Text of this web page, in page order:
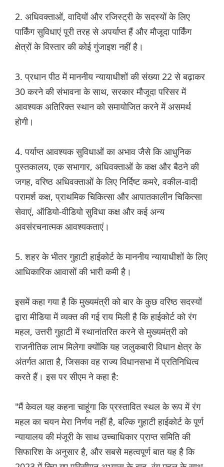
2. अधिवक्ताओं, वादियों और रजिस्ट्री के सदस्यों के लिए
पार्किंग सुविधाएं पूरी तरह से अपर्याप्त हैं और मौजूदा पार्किंग
क्षेत्रों के विस्तार की कोई गुंजाइश नहीं है।
3. प्रधान पीठ में माननीय न्यायाधीशों की संख्या 22 से बढ़ाकर
30 करने की संभावना के साथ, सरकार मौजूदा परिसर में
आवश्यक अतिरिक्त स्थान को समायोजित करने में असमर्थ
होगी।
4. पर्याप्त आवश्यक सुविधाओं का अभाव जैसे कि आधुनिक
पुस्तकालय, एक सभागार, अधिवक्ताओं के कक्ष और बैठने की
जगह, वरिष्ठ अधिवक्ताओं के लिए निर्दिष्ट कमरे, वकील-वादी
परामर्श कक्ष, प्राथमिक चिकित्सा और आपातकालीन चिकित्सा
सेवाएं, ऑडियो-वीडियो सुविधा कक्ष और कई अन्य
अवसंरचनात्मक आवश्यकताएं।
5. शहर के भीतर गुहाटी हाईकोर्ट के माननीय न्यायाधीशों के लिए
आधिकारिक आवासों की भारी कमी है।
इसमें कहा गया है कि मुख्यमंत्री को बार के कुछ वरिष्ठ सदस्यों
द्वारा मीडिया में व्यक्त की गई राय मिली है कि हाईकोर्ट को रंग
महल, उत्तरी गुहाटी में स्थानांतरित करने से मुख्यमंत्री को
राजनीतिक लाभ मिलेगा क्योंकि यह जलुकबारी विधान क्षेत्र के
अंतर्गत आता है, जिसका वह राज्य विधानसभा में प्रतिनिधित्व
करते हैं। इस पर सीएम ने कहा है:
"मैं केवल यह कहना चाहूंगा कि प्रस्तावित स्थल के रूप में रंग
महल का चयन मेरा निर्णय नहीं है, बल्कि गुहाटी हाईकोर्ट के पूर्ण
न्यायालय की मंजूरी के साथ उच्चाधिकार प्राप्त समिति की
सिफारिश के अनुसार है, और सबसे महत्वपूर्ण बात यह है कि